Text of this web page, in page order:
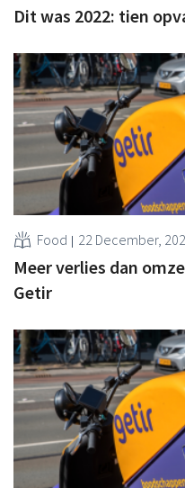
Dit was 2022: tien
Food 22 December,
Meer verlies dan
Getir